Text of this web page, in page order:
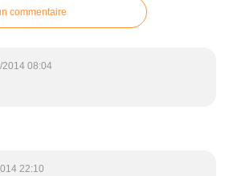
commentaire
2014 08:04
22:10